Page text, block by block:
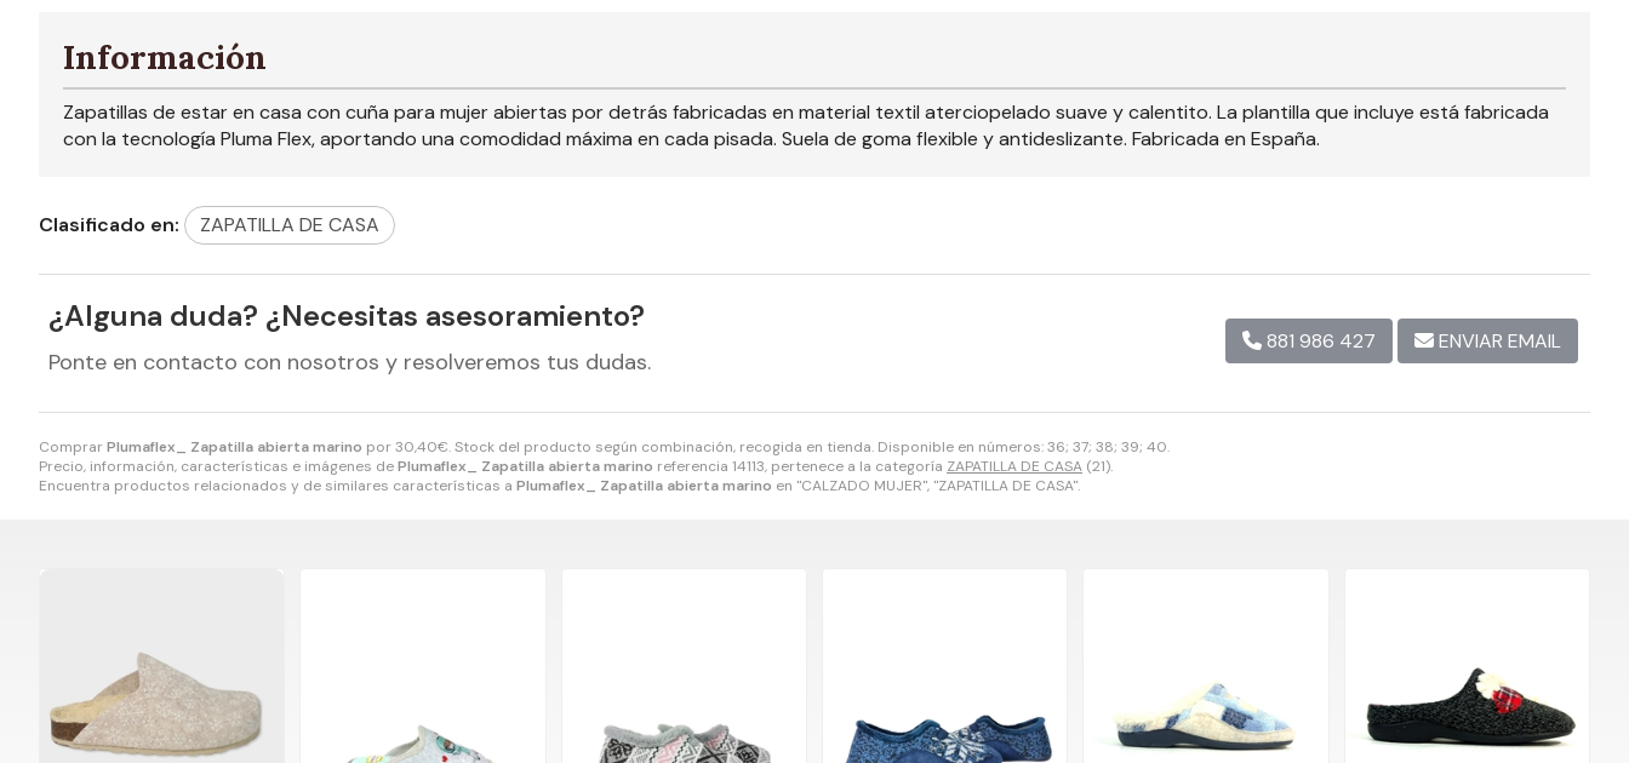
ComprarPlumaflex_ Zapatilla abierta marino por30,40€. Stock del producto según combinación, recogida en tienda. Disponible en números: 36; 37; 38; 39; 40.
Precio, información, características e imágenes dePlumaflex_ Zapatilla abierta marino referencia 14113, pertenece a la categoría ZAPATILLA DE CASA (21).
Encuentra productos relacionados y de similares características a Plumaflex_ Zapatilla abierta marino en "CALZADO MUJER", "ZAPATILLA DE CASA".
Información
Zapatillas de estar en casa con cuña para mujer abiertas por detrás fabricadas en material textil aterciopelado suave y calentito. La plantilla que incluye está fabricada
con la tecnología Pluma Flex, aportando una comodidad máxima en cada pisada. Suela de goma flexible y antideslizante. Fabricada en España.
Clasificado en: ZAPATILLA DE CASA
¿Alguna duda? ¿Necesitas asesoramiento?
Ponte en contacto con nosotros y resolveremos tus dudas.
881 986 427 ENVIAR EMAIL